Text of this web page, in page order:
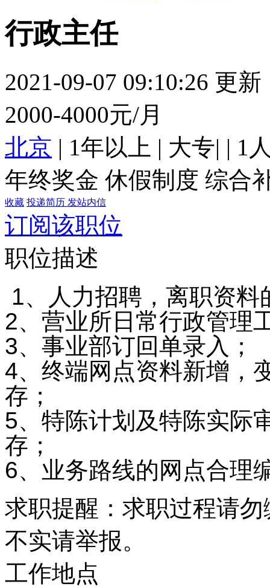
行政主任
2021-09-07 09:10:26 更新
2000-4000元/月
北京 | 1年以上 | 大专| | 1
年终奖金 休假制度 综合
收藏 投递简历 发站内信
订阅该职位
职位描述
1、人力招聘，离职资料
2、营业所日常行政管理
3、事业部订回单录入；
4、终端网点资料新增，
存；
5、特陈计划及特陈实际
存；
6、业务路线的网点合理
求职提醒：求职过程请
不实请举报。
工作地点